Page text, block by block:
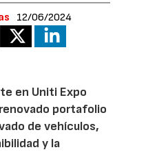
12/06/2024
en Uniti Expo
portafolio
de vehículos,
y la